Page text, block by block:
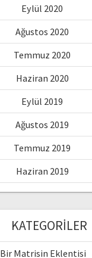
Eylül 2020
Ağustos 2020
Temmuz 2020
Haziran 2020
Eylül 2019
Ağustos 2019
Temmuz 2019
Haziran 2019
KATEGORILER
Bir Matrisin Eklentisi